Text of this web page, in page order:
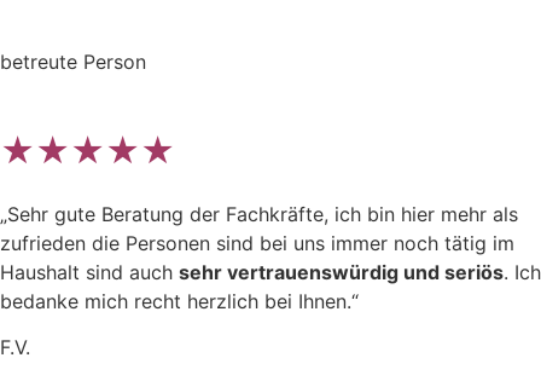
betreute Person
★★★★★
„Sehr gute Beratung der Fachkräfte, ich bin hier mehr als
zufrieden die Personen sind bei uns immer noch tätig im
Haushalt sind auch sehr vertrauenswürdig und seriös. Ich
bedanke mich recht herzlich bei Ihnen.“
F.V.